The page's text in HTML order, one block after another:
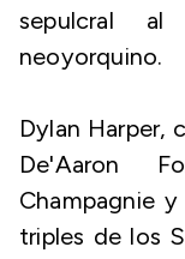
sepulcral al
neoyorquino.
Dylan Harper,
De'Aaron
Champagnie
triples de los